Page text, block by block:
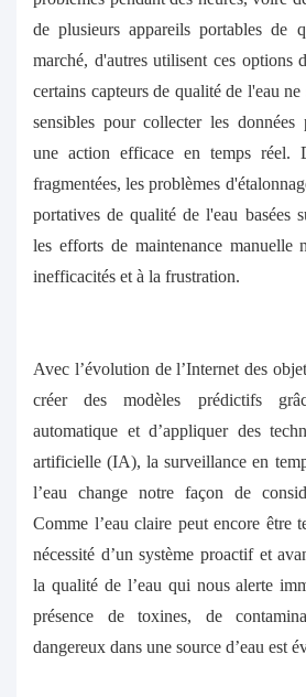
de plusieurs appareils portables de
marché, d'autres utilisent ces options
certains capteurs de qualité de l'eau
sensibles pour collecter les données
une action efficace en temps réel.
fragmentées, les problèmes
portatives de qualité de l'eau basées
les efforts de maintenance manuelle
inefficacités et à la frustration.
Avec l’évolution de l’Internet des
créer des modèles prédictifs
automatique et d’appliquer des
artificielle (IA), la surveillance en
l’eau change notre façon de
Comme l’eau claire peut encore être
nécessité d’un système proactif et
la qualité de l’eau qui nous alerte
présence de toxines, de
dangereux dans une source d’eau est